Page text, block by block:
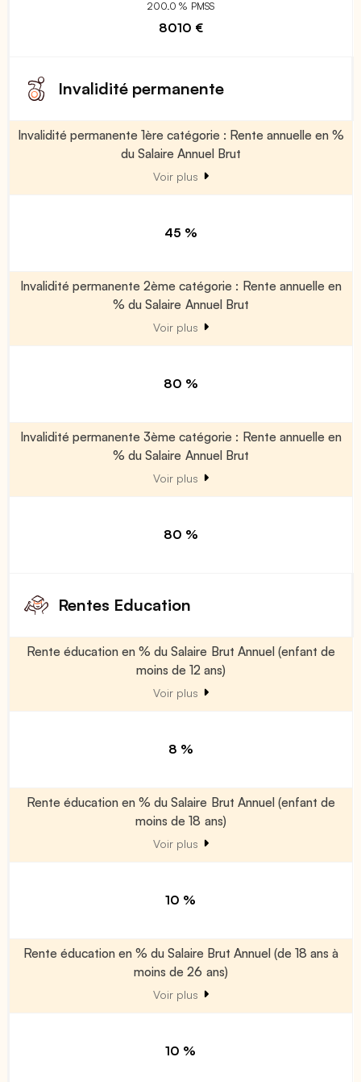
200.0 % PMSS
8010 €
Invalidité permanente
Invalidité permanente 1ère catégorie : Rente annuelle en %
du Salaire Annuel Brut
Voir plus
45 %
Invalidité permanente 2ème catégorie : Rente annuelle en
% du Salaire Annuel Brut
Voir plus
80 %
Invalidité permanente 3ème catégorie : Rente annuelle en
% du Salaire Annuel Brut
Voir plus
80 %
Rentes Education
Rente éducation en % du Salaire Brut Annuel (enfant de
moins de 12 ans)
Voir plus
8 %
Rente éducation en % du Salaire Brut Annuel (enfant de
moins de 18 ans)
Voir plus
10 %
Rente éducation en % du Salaire Brut Annuel (de 18 ans à
moins de 26 ans)
Voir plus
10 %